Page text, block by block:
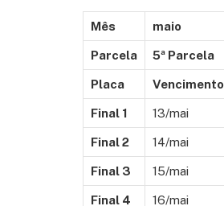
Mês maio
Parcela 5ª Parcela
Placa Vencimento
Final 1 13/mai
Final 2 14/mai
Final 3 15/mai
Final 4 16/mai